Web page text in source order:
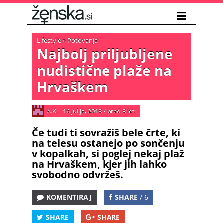
Lifestyle» Potovanja
Najbolj priljubljene
nudistične plaže na
Hrvaškem
A.K. 16 julija, 2018/ pred 8 let
Če tudi ti sovražiš bele črte, ki
na telesu ostanejo po sončenju
v kopalkah, si poglej nekaj plaž
na Hrvaškem, kjer jih lahko
svobodno odvržeš.
KOMENTIRAJ SHARE / 6
SHARE SHARE